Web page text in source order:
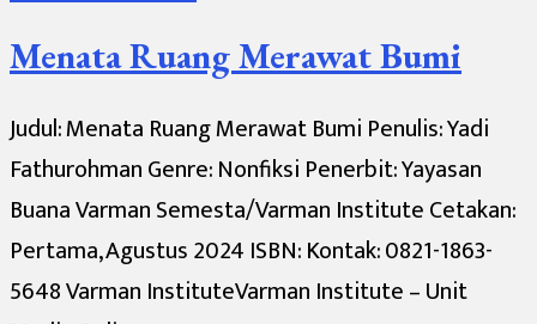
Menata Ruang Merawat Bumi
Judul: Menata Ruang Merawat Bumi Penulis: Yadi
Fathurohman Genre: Nonfiksi Penerbit: Yayasan
Buana Varman Semesta/Varman Institute Cetakan:
Pertama, Agustus 2024 ISBN: Kontak: 0821-1863-
5648 Varman InstituteVarman Institute – Unit